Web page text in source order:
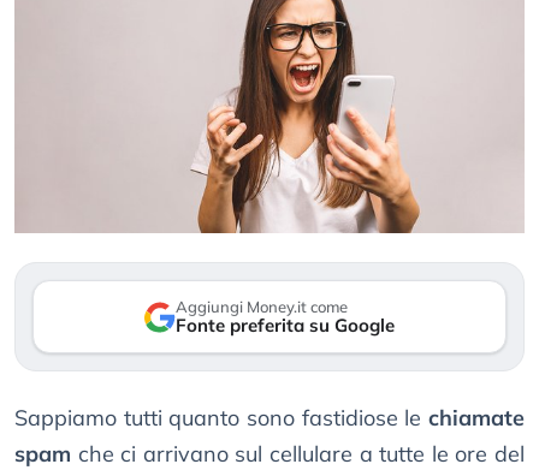
Aggiungi Money.it come
Fonte preferita su Google
Sappiamo tutti quanto sono fastidiose le chiamate
spam che ci arrivano sul cellulare a tutte le ore del